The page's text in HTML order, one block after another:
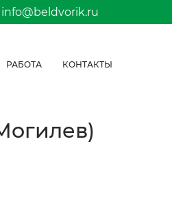
info@beldvorik.ru
РАБОТА КОНТАКТЫ